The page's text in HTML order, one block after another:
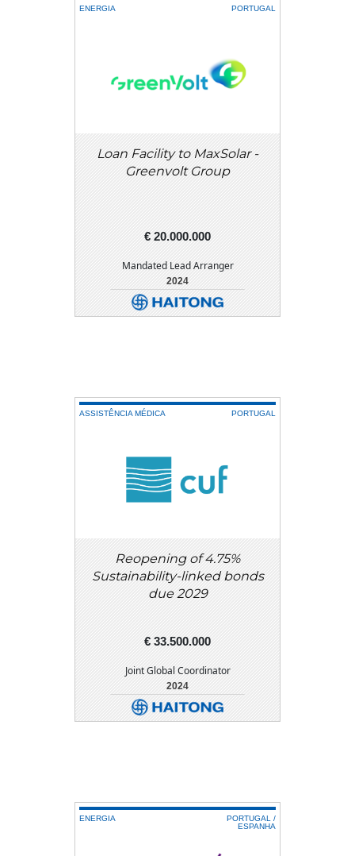
ENERGIA PORTUGAL
Loan Facility to MaxSolar -
Greenvolt Group
€ 20.000.000
Mandated Lead Arranger
2024
DETALHE DOWNLOAD
ASSISTÊNCIA MÉDICA PORTUGAL
Reopening of 4.75%
Sustainability-linked bonds
due 2029
€ 33.500.000
Joint Global Coordinator
2024
DETALHE DOWNLOAD
ENERGIA
PORTUGAL /
ESPANHA